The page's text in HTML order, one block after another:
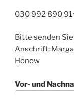
030 992 890
Bitte senden
Anschrift:
Hönow
Vor- und